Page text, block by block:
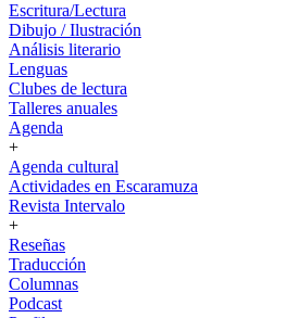
Escritura/Lectura
Dibujo / Ilustración
Análisis literario
Lenguas
Clubes de lectura
Talleres anuales
Agenda
+
Agenda cultural
Actividades en Escaramuza
Revista Intervalo
+
Reseñas
Traducción
Columnas
Podcast